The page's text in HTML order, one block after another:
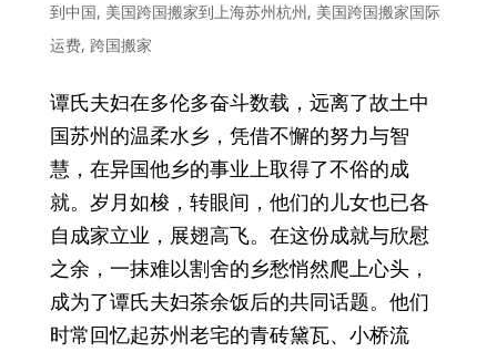
到中国, 美国跨国搬家到上海苏州杭州, 美国跨国搬家国际
运费, 跨国搬家
谭氏夫妇在多伦多奋斗数载，远离了故土中
国苏州的温柔水乡，凭借不懈的努力与智
慧，在异国他乡的事业上取得了不俗的成
就。岁月如梭，转眼间，他们的儿女也已各
自成家立业，展翅高飞。在这份成就与欣慰
之余，一抹难以割舍的乡愁悄然爬上心头，
成为了谭氏夫妇茶余饭后的共同话题。他们
时常回忆起苏州老宅的青砖黛瓦、小桥流